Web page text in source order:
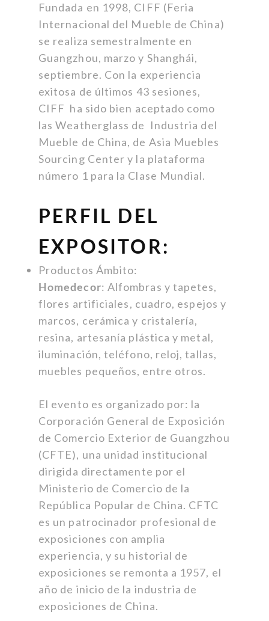
Fundada en 1998, CIFF (Feria
Internacional del Mueble de China)
se realiza semestralmente en
Guangzhou, marzo y Shanghái,
septiembre. Con la experiencia
exitosa de últimos 43 sesiones,
CIFF ha sido bien aceptado como
las Weatherglass de Industria del
Mueble de China, de Asia Muebles
Sourcing Center y la plataforma
número 1 para la Clase Mundial.
PERFIL DEL
EXPOSITOR:
Productos Ámbito:
Homedecor: Alfombras y tapetes,
flores artificiales, cuadro, espejos y
marcos, cerámica y cristalería,
resina, artesanía plástica y metal,
iluminación, teléfono, reloj, tallas,
muebles pequeños, entre otros.
El evento es organizado por: la
Corporación General de Exposición
de Comercio Exterior de Guangzhou
(CFTE), una unidad institucional
dirigida directamente por el
Ministerio de Comercio de la
República Popular de China. CFTC
es un patrocinador profesional de
exposiciones con amplia
experiencia, y su historial de
exposiciones se remonta a 1957, el
año de inicio de la industria de
exposiciones de China.